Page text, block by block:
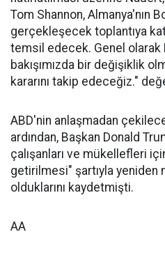
Tom Shannon, Almanya'nın
gerçekleşecek toplantıya
temsil edecek. Genel olarak
bakışımızda bir değişiklik
kararını takip edeceğiz."
ABD'nin anlaşmadan
ardından, Başkan Donald
çalışanları ve mükellefleri
getirilmesi" şartıyla yeniden
olduklarını kaydetmişti.
AA